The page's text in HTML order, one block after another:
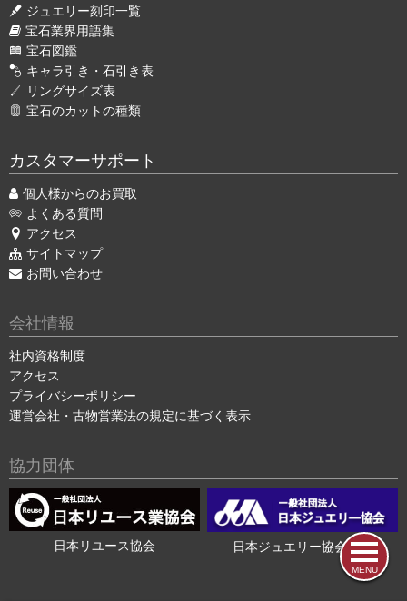
MENU
ジュエリー刻印一覧
宝石業界用語集
宝石図鑑
キャラ引き・石引き表
リングサイズ表
宝石のカットの種類
カスタマーサポート
個人様からのお買取
よくある質問
アクセス
サイトマップ
お問い合わせ
会社情報
社内資格制度
アクセス
プライバシーポリシー
運営会社・古物営業法の規定に基づく表示
協力団体
日本リユース協会 日本ジュエリー協会会員